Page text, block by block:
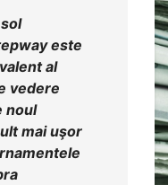
este
al
vedere
noul
mai uşor